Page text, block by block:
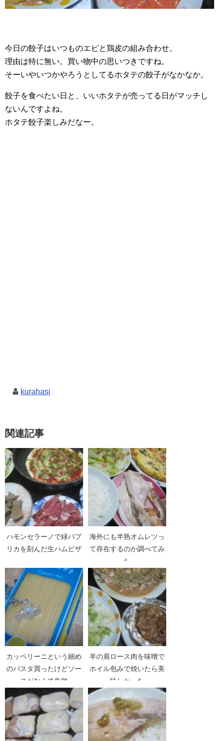
今日の餃子はいつものエビと鶏皮の組み合わせ。
理由は特に無い。買い物中の思いつきですね。
そーいやいつかやろうとしてるホタテの餃子がなかなか。
餃子を食べたい日と、いいホタテが売ってる日がマッチし
ないんですよね。
ホタテ餃子楽しみだなー。
kurahasi
関連記事
ハモンセラーノで緑パプ
リカを刻んだ生ハムピザ
海外にも半熟オムレツっ
て存在するのか調べてみ
た
カッペリーニという細め
のパスタ買ったけどソー
スがなくて失敗
羊の肩ロース肉を味噌で
ホイル包みで焼いたら美
味しかった